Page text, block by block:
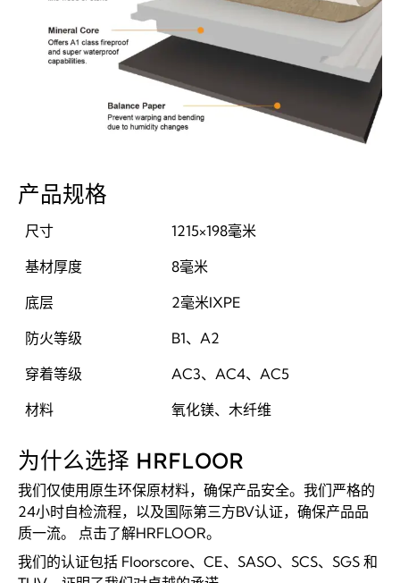
产品规格
尺寸
1215×198毫米
基材厚度
8毫米
底层
2毫米IXPE
防火等级
B1、A2
穿着等级
AC3、AC4、AC5
材料
氧化镁、木纤维
为什么选择 HRFLOOR
我们仅使用原生环保原材料，确保产品安全。我们严格的
24小时自检流程，以及国际第三方BV认证，确保产品品
质一流。 点击了解HRFLOOR。
我们的认证包括 Floorscore、CE、SASO、SCS、SGS 和